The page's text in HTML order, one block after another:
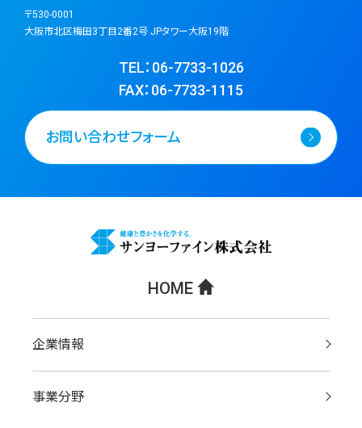
〒530-0001
大阪市北区梅田3丁目2番2号 JPタワー大阪19階
TEL：06-7733-1026
FAX：06-7733-1115
お問い合わせフォーム
HOME
企業情報
事業分野